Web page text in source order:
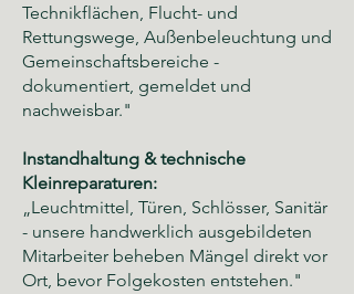
Technikflächen, Flucht- und
Rettungswege, Außenbeleuchtung und
Gemeinschaftsbereiche -
dokumentiert, gemeldet und
nachweisbar."
Instandhaltung & technische
Kleinreparaturen:
„Leuchtmittel, Türen, Schlösser, Sanitär
- unsere handwerklich ausgebildeten
Mitarbeiter beheben Mängel direkt vor
Ort, bevor Folgekosten entstehen."